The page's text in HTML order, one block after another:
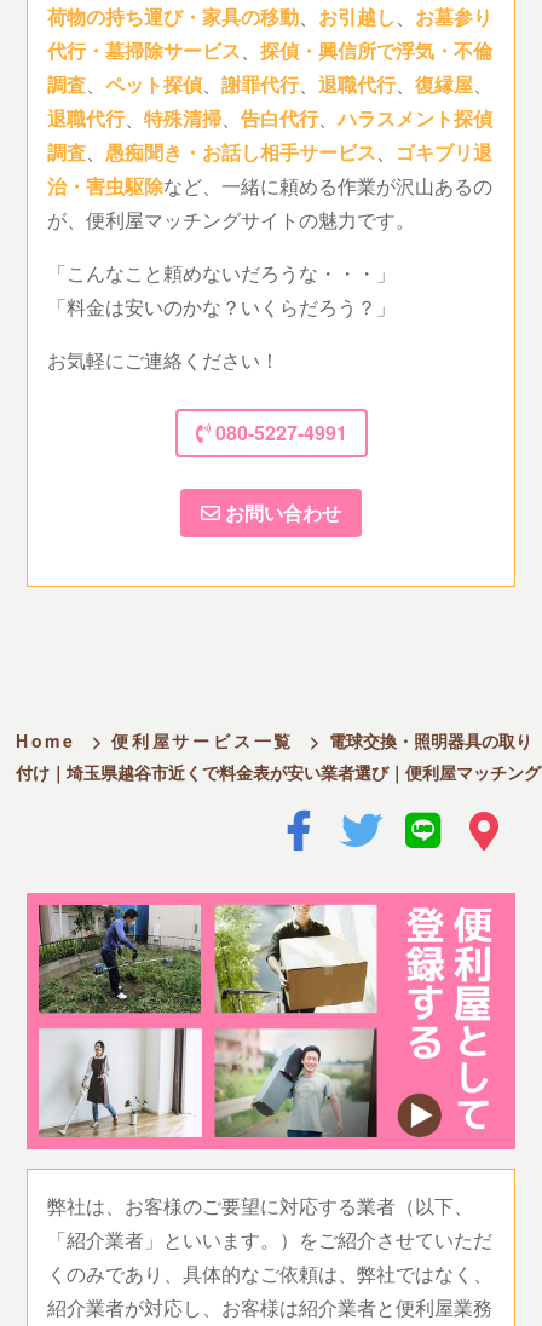
荷物の持ち運び・家具の移動、 お引越し、 お墓参り
代行・墓掃除サービス、探偵・興信所で浮気・不倫
調査、ペット探偵、謝罪代行、退職代行、復縁屋、
退職代行、特殊清掃、告白代行、ハラスメント探偵
調査、愚痴聞き・お話し相手サービス、 ゴキブリ退
治・害虫駆除など、一緒に頼める作業が沢山あるの
が、便利屋マッチングサイトの魅力です。
「こんなこと頼めないだろうな・・・」
「料金は安いのかな？いくらだろう？」
お気軽にご連絡ください！
080-5227-4991
お問い合わせ
Home > 便利屋サービス一覧 > 電球交換・照明器具の取り
付け｜埼玉県越谷市近くで料金表が安い業者選び｜便利屋マッチング
弊社は、お客様のご要望に対応する業者（以下、
「紹介業者」といいます。）をご紹介させていただ
くのみであり、具体的なご依頼は、弊社ではなく、
紹介業者が対応し、お客様は紹介業者と便利屋業務